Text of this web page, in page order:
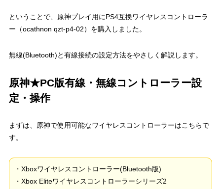
ということで、原神プレイ用にPS4互換ワイヤレスコントローラ
ー（ocathnon qzt-p4-02）を購入しました。
無線(Bluetooth)と有線接続の設定方法をやさしく解説します。
原神★PC版有線・無線コントローラー設
定・操作
まずは、原神で使用可能なワイヤレスコントローラーはこちらで
す。
・Xboxワイヤレスコントローラー(Bluetooth版)
・Xbox Eliteワイヤレスコントローラーシリーズ2